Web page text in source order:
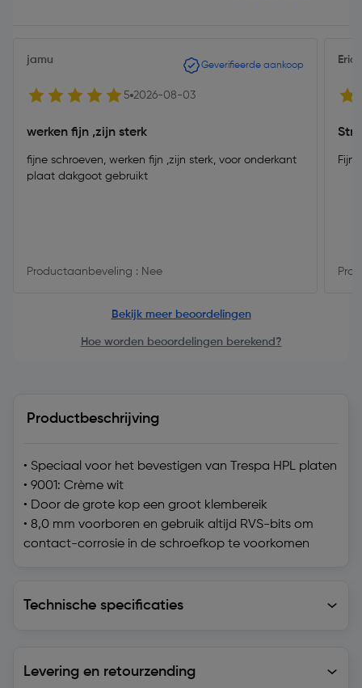
jamu Geverifieerde aankoop
5 2026-08-03
werken fijn ,zijn sterk
fijne schroeven, werken fijn ,zijn sterk, voor onderkant
plaat dakgoot gebruikt
Productaanbeveling : Nee
Eric
Bekijk meer beoordelingen
Hoe worden beoordelingen berekend?
Productbeschrijving
• Speciaal voor het bevestigen van Trespa HPL platen
• 9001: Crème wit
• Door de grote kop een groot klembereik
• 8,0 mm voorboren en gebruik altijd RVS-bits om
contact-corrosie in de schroefkop te voorkomen
Technische specificaties
Levering en retourzending